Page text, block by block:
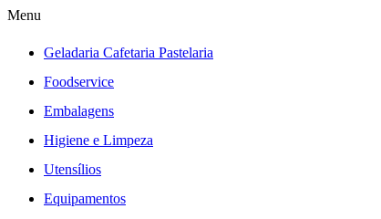
Menu
Geladaria Cafetaria Pastelaria
Foodservice
Embalagens
Higiene e Limpeza
Utensílios
Equipamentos